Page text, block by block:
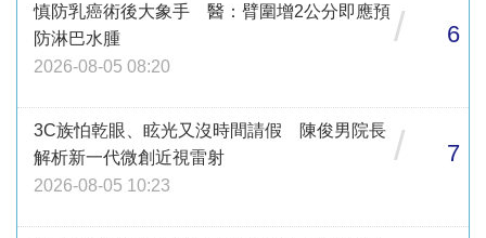
慎防乳癌術後大象手 醫：臂圍增2公分即應預
防淋巴水腫
2026-08-05 08:20
/ 6
3C族怕乾眼、眩光又沒時間請假 陳俊男院長
解析新一代微創近視雷射
2026-08-05 10:23
/ 7